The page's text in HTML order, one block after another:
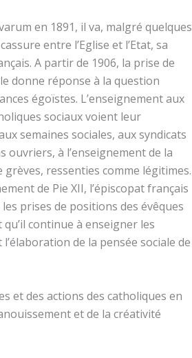
en 1891, il va, malgré quelques
entre l’Eglise et l’Etat, sa
A partir de 1906, la prise de
donne réponse à la question
égoïstes. L’enseignement aux
sociaux voient leur
semaines sociales, aux syndicats
à l’enseignement de la
grèves, ressenties comme légitimes.
de Pie XII, l’épiscopat français
prises de positions des évêques
continue à enseigner les
de la pensée sociale de
et des actions des catholiques en
et de la créativité